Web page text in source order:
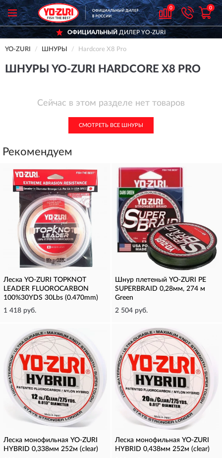
0 0
ОФИЦИАЛЬНЫЙДИЛЕР YO-ZURI
YO-ZURI ШНУРЫ Hardcore X8 Pro
ШНУРЫ YO-ZURI HARDCORE X8 PRO
Сейчас в этом разделе нет товаров
СМОТРЕТЬ ВСЕ ШНУРЫ
Рекомендуем
Леска YO-ZURI TOPKNOT
LEADER FLUOROCARBON
100%30YDS 30Lbs (0.470mm)
1 418 руб.
Шнур плетеный YO-ZURI PE
SUPERBRAID 0,28мм, 274 м
Green
2 504 руб.
Леска монофильная YO-ZURI
HYBRID 0,338мм 252м (clear)
Леска монофильная YO-ZURI
HYBRID 0,438мм 252м (clear)